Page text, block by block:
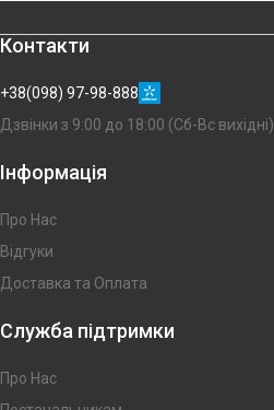
Контакти
+38(098) 97-98-888
Дзвінки з 9:00 до 18:00 (Сб-Вс вихідні)
Інформація
Про Нас
Відгуки
Доставка та Оплата
Служба підтримки
Про Нас